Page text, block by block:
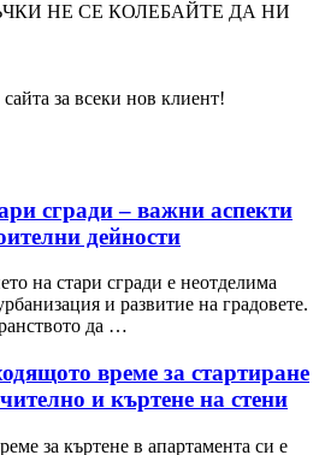
НЕ СЕ КОЛЕБАЙТЕ ДА НИ
за всеки нов клиент!
сгради – важни аспекти
дейности
на стари сгради е неотделима
и развитие на градовете.
да …
време за стартиране
и къртене на стени
за къртене в апартамента си е